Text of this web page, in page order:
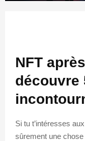
NFT
découvre
Si tu t’intéresses
sûrement une